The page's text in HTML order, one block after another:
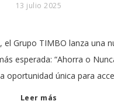
13 julio 2025
el Grupo TIMBO lanza una
esperada: “Ahorra o
oportunidad única para
Leer más